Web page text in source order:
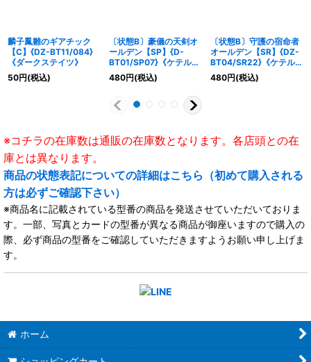
麟子鳳雛のギアチック
【C】{DZ-BT11/084}
《ダークステイツ》
50円(税込)
〔状態B〕豪儀の天剣オ
ールデン【SP】{D-
BT01/SP07}《ケテルサ
ンクチュアリ》
480円(税込)
〔状態B〕守護の宿命者
オールデン【SR】{DZ-
BT04/SR22}《ケテルサ
ンクチュアリ》
480円(税込)
※コチラの在庫数は通販の在庫数となります。各店頭との在
庫とは異なります。
商品の状態表記についての詳細はこちら（初めて購入される
方は必ずご確認下さい）
※商品名に記載されている型番の商品を発送させていただいておりま
す。一部、写真とカードの型番が異なる商品が御座いますので購入の
際、必ず商品の型番をご確認していただきますようお願い申し上げま
す。
ホーム